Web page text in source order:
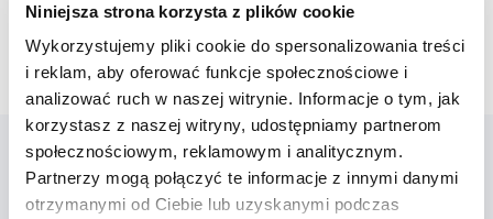
Niniejsza strona korzysta z plików cookie
Wykorzystujemy pliki cookie do spersonalizowania treści
i reklam, aby oferować funkcje społecznościowe i
analizować ruch w naszej witrynie. Informacje o tym, jak
korzystasz z naszej witryny, udostępniamy partnerom
społecznościowym, reklamowym i analitycznym.
Partnerzy mogą połączyć te informacje z innymi danymi
otrzymanymi od Ciebie lub uzyskanymi podczas